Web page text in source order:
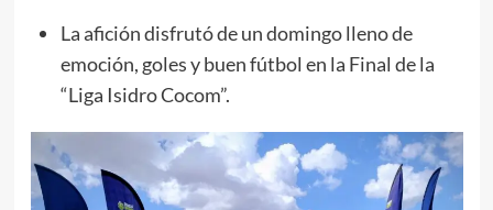
La afición disfrutó de un domingo lleno de
emoción, goles y buen fútbol en la Final de la
“Liga Isidro Cocom”.